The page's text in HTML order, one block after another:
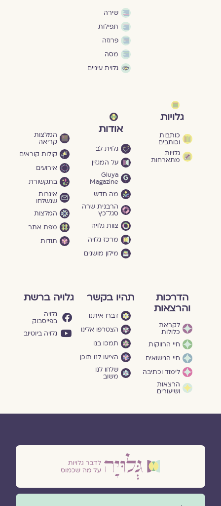
שירה
תפילות
פרוזה
מסה
גלוית עיניים
גלויות
כותבות
וכותבים
גלויות
מתארחות
אודות
גלוית לב
על המגזין
Gluya
Magazine
מה חדש
הרבנית שרה
סגל־כץ
צוות גלויה
מרכז גלויה
מילון מושגים
המלצות
קריאה
קולות קוראים
אירועים
בתקשורת
איגרות
שנשלחו
המלצות
מפת אתר
תודות
הדרכות
והרצאות
לקראת
כלולות
חיי הרווקות
חיי הנישואים
לימוד וכתיבה
הרצאות
ושיעורים
תהיו בקשר
דברו איתנו
הצטרפו אלינו
תמכו בנו
הציעו לנו תוכן
שלחו לנו
משוב
גלויה ברשת
גלויה
בפייסבוק
גלויה ביוטיוב